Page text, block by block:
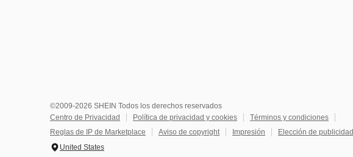
©2009-2026 SHEIN Todos los derechos reservados
Centro de Privacidad
Política de privacidad y cookies
Términos y condiciones
Reglas de IP de Marketplace
Aviso de copyright Impresión
Elección de publicidad
United States